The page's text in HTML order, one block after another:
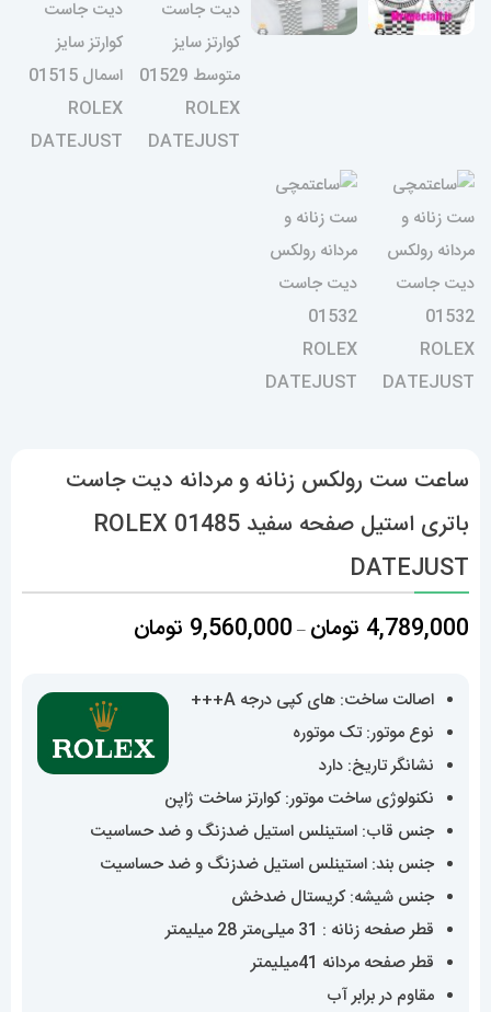
ساعت ست رولکس زنانه و مردانه دیت جاست
باتری استیل صفحه سفید 01485 ROLEX
DATEJUST
4,789,000 تومان –
9,560,000 تومان
4,789,000 تومان
9,560,000 تومان
اصالت ساخت: های کپی درجه A+++
نوع موتور: تک موتوره
نشانگر تاریخ: دارد
نکنولوژی ساخت موتور: کوارتز ساخت ژاپن
جنس قاب: استینلس استیل ضدزنگ و ضد حساسیت
جنس بند: استینلس استیل ضدزنگ و ضد حساسیت
جنس شیشه: کریستال ضدخش
قطر صفحه زنانه : 31 میلی‌متر 28 میلیمتر
قطر صفحه مردانه 41میلیمتر
مقاوم در برابر آب